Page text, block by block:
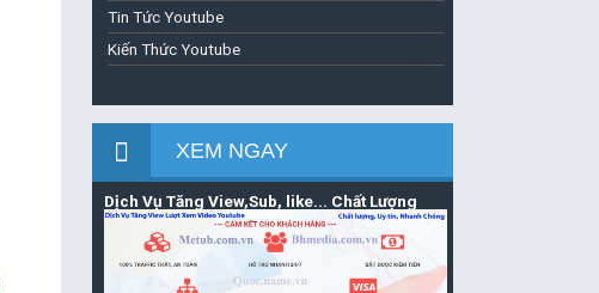
Tin Tức Youtube
Kiến Thức Youtube
XEM NGAY
Dịch Vụ Tăng View,Sub, like... Chất Lượng